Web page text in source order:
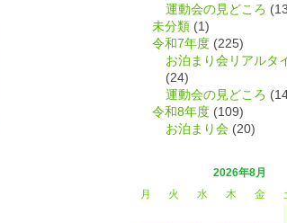
運動会の見どころ
未分類 (1)
令和7年度 (225)
お泊まり会リアルタ
(24)
運動会の見どころ
令和8年度 (109)
お泊まり会 (20)
2026年8月
月
火 水 木 金